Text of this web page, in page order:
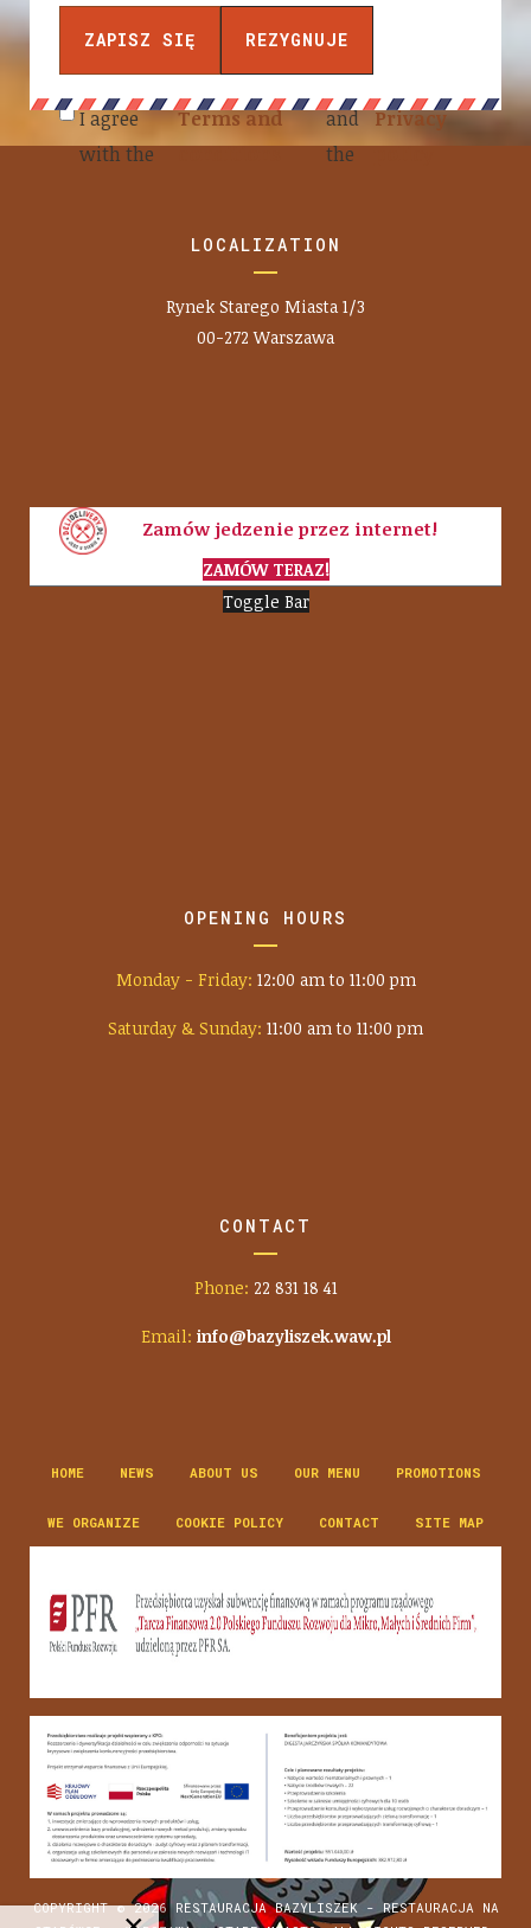
I agree
with the
Terms and
conditions
and
the
Privacy
policy
LOCALIZATION
Rynek Starego Miasta 1/3
00-272 Warszawa
Zamów jedzenie przez internet!
ZAMÓW TERAZ!
Toggle Bar
OPENING HOURS
Monday - Friday: 12:00 am to 11:00 pm
Saturday & Sunday: 11:00 am to 11:00 pm
CONTACT
Phone: 22 831 18 41
Email: info@bazyliszek.waw.pl
HOME NEWS ABOUT US OUR MENU PROMOTIONS
WE ORGANIZE COOKIE POLICY CONTACT SITE MAP
COPYRIGHT © 2026 RESTAURACJA BAZYLISZEK - RESTAURACJA NA